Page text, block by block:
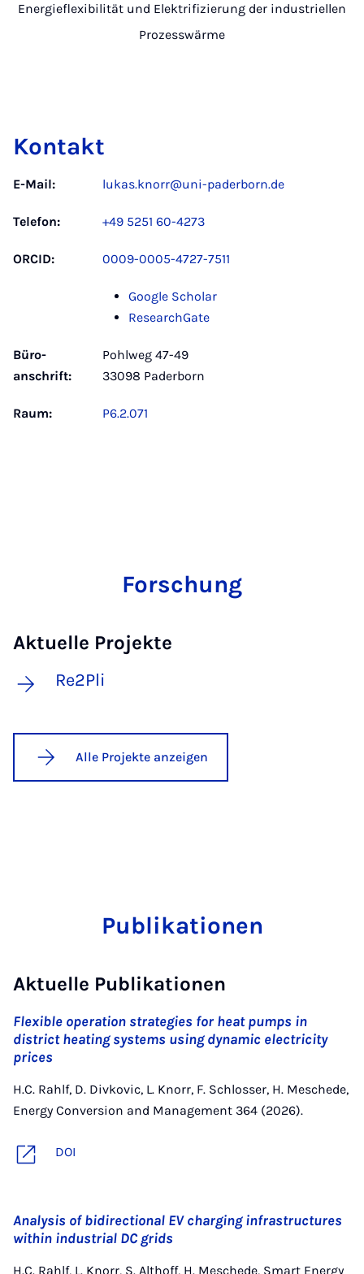
Energieflexibilität und Elektrifizierung der industriellen
Prozesswärme
Kontakt
E-Mail: lukas.knorr@uni-paderborn.de
Telefon: +49 5251 60-4273
ORCID: 0009-0005-4727-7511
Google Scholar
ResearchGate
Büro­
anschrift:
Pohlweg 47-49
33098 Paderborn
Raum: P6.2.071
Forschung
Aktuelle Projekte
Re2Pli
Alle Projekte anzeigen
Publikationen
Aktuelle Publikationen
Flexible operation strategies for heat pumps in
district heating systems using dynamic electricity
prices
H.C. Rahlf, D. Divkovic, L. Knorr, F. Schlosser, H. Meschede,
Energy Conversion and Management 364 (2026).
DOI
Analysis of bidirectional EV charging infrastructures
within industrial DC grids
H.C. Rahlf, L. Knorr, S. Althoff, H. Meschede, Smart Energy